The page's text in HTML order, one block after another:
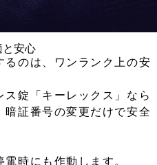
と安心
るのは、ワンランク上の安
錠「キーレックス」なら
証番号の変更だけで安全
時にも作動します。